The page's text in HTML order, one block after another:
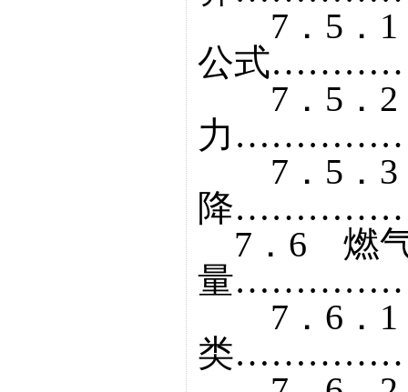
7．5．1
公式
7．5．2
力
7．5．3
降
7．6 燃气
量
7．6．1
类